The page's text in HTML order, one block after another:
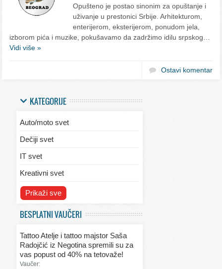
Opušteno je postao sinonim za opuštanje i
uživanje u prestonici Srbije. Arhitekturom,
enterijerom, eksterijerom, ponudom jela,
izborom pića i muzike, pokušavamo da zadržimo idilu srpskog…
Vidi više »
Ostavi komentar
KATEGORIJE
Auto/moto svet
Dečiji svet
IT svet
Kreativni svet
Svet ekologije
Svet kulinarstva
Svet lepote
Prikaži sve
BESPLATNI VAUČERI
Tattoo Atelje i tattoo majstor Saša
Radojčić iz Negotina spremili su za
vas popust od 40% na tetovaže!
Vaučer: